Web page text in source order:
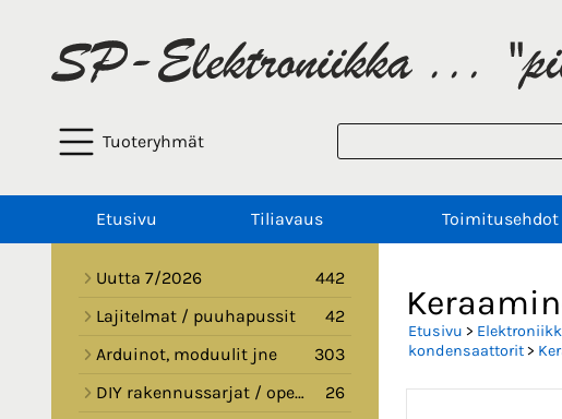
Tuoteryhmät
Etusivu Tiliavaus Toimitusehdot
Uutta 7/2026
442
Lajitelmat / puuhapussit
42
Arduinot, moduulit jne
303
DIY rakennussarjat / opetussarjat
26
Etusivu >
kondensaattorit>